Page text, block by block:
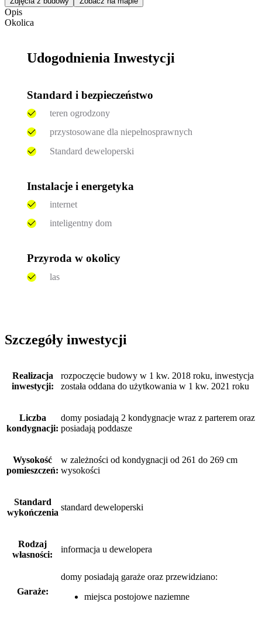
Opis
Okolica
Udogodnienia Inwestycji
Standard i bezpieczeństwo
teren ogrodzony
przystosowane dla niepełnosprawnych
Standard deweloperski
Instalacje i energetyka
internet
inteligentny dom
Przyroda w okolicy
las
Szczegóły inwestycji
Realizacja
inwestycji:
rozpoczęcie budowy w 1 kw. 2018 roku, inwestycja
została oddana do użytkowania w 1 kw. 2021 roku
Liczba
kondygnacji:
domy posiadają 2 kondygnacje wraz z parterem oraz
posiadają poddasze
Wysokość
pomieszczeń:
w zależności od kondygnacji od 261 do 269 cm
wysokości
Standard
wykończenia
standard deweloperski
Rodzaj
własności:
informacja u dewelopera
Garaże:
domy posiadają garaże oraz przewidziano:
miejsca postojowe naziemne